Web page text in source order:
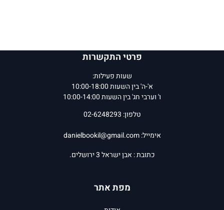
פרטי התקשרות
שעות פעילות:
א'-ה' בין השעות 10:00-18:00
ו' וערבי חג' בין השעות 10:00-14:00
טלפון: 02-6248293
אימייל:danielbookil@gmail.com
כתובת : אבן ישראל 3 ירושלים.
מפת אתר